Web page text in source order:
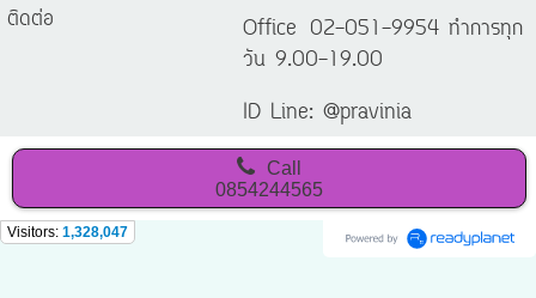
ติดต่อ
Office 02-051-9954 ทำการทุก
วัน 9.00-19.00
ID Line: @pravinia
Call
0854244565
Visitors: 1,328,047